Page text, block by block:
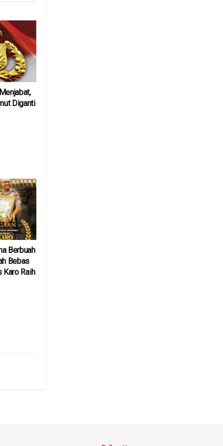
Diganti
Berbuah
Bebas
Karo Raih